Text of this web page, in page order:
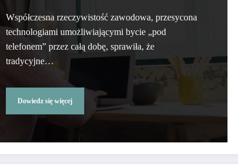
Współczesna rzeczywistość zawodowa, przesycona
technologiami umożliwiającymi bycie „pod
telefonem” przez całą dobę, sprawiła, że
tradycyjne…
Dowiedz się więcej